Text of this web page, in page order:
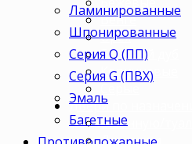
Венге
Орех
Беленый дуб
Коричневые
Серые
Двери по
В ванную/
Для кухни
Ламинированные
Шпонированные
Серия Q (ПП)
Серия G (ПВХ)
Эмаль
Багетные